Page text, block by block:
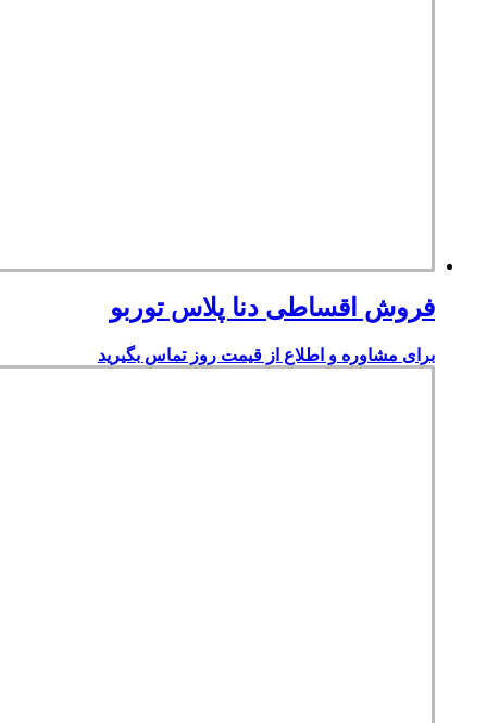
فروش اقساطی دنا پلاس توربو
برای مشاوره و اطلاع از قیمت روز تماس بگیرید